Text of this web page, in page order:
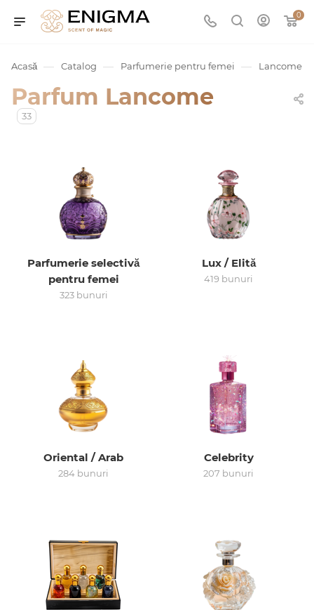
0
vândute
Acasă — Catalog — Parfumerie pentru femei — Lancome
Parfum Lancome
33
Parfumerie selectivă
pentru femei
323 bunuri
Lux / Elită
419 bunuri
Oriental / Arab
284 bunuri
Celebrity
207 bunuri